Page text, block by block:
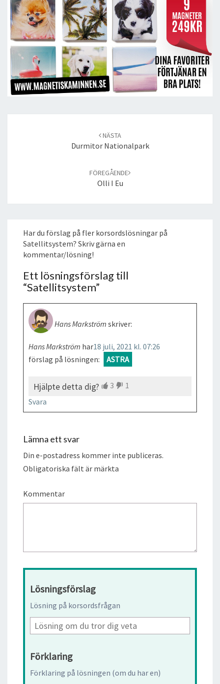
NÄSTA
Durmitor Nationalpark
FÖREGÅENDE
Olli I Eu
Har du förslag på fler korsordslösningar på
Satellitsystem? Skriv gärna en
kommentar/lösning!
Ett lösningsförslag till
“Satellitsystem”
Hans Markström skriver:
18 juli, 2021 kl. 07:26
Hans Markström har
förslag på lösningen:
ASTRA
Hjälpte detta dig? 3
1
Svara
Lämna ett svar
Din e-postadress kommer inte publiceras.
Obligatoriska fält är märkta
Kommentar
Lösningsförslag
Lösning på korsordsfrågan
Förklaring
Förklaring på lösningen (om du har en)